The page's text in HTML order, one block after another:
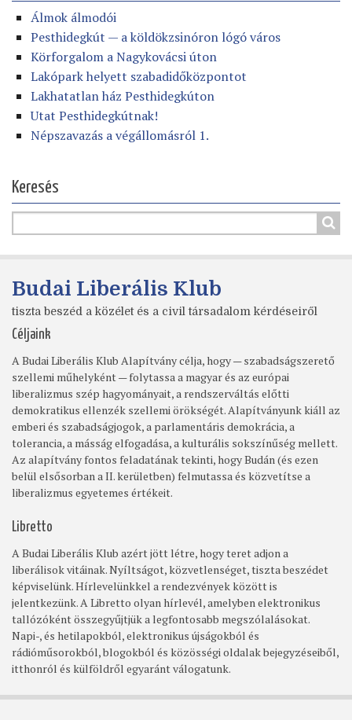
Álmok álmodói
Pesthidegkút — a köldökzsinóron lógó város
Körforgalom a Nagykovácsi úton
Lakópark helyett szabadidőközpontot
Lakhatatlan ház Pesthidegkúton
Utat Pesthidegkútnak!
Népszavazás a végállomásról 1.
Keresés
Budai Liberális Klub
tiszta beszéd a közélet és a civil társadalom kérdéseiről
Céljaink
A Budai Liberális Klub Alapítvány célja, hogy — szabadságszerető
szellemi műhelyként — folytassa a magyar és az európai
liberalizmus szép hagyományait, a rendszerváltás előtti
demokratikus ellenzék szellemi örökségét. Alapítványunk kiáll az
emberi és szabadságjogok, a parlamentáris demokrácia, a
tolerancia, a másság elfogadása, a kulturális sokszínűség mellett.
Az alapítvány fontos feladatának tekinti, hogy Budán (és ezen
belül elsősorban a II. kerületben) felmutassa és közvetítse a
liberalizmus egyetemes értékeit.
Libretto
A Budai Liberális Klub azért jött létre, hogy teret adjon a
liberálisok vitáinak. Nyíltságot, közvetlenséget, tiszta beszédet
képviselünk. Hírlevelünkkel a rendezvények között is
jelentkezünk. A Libretto olyan hírlevél, amelyben elektronikus
tallózóként összegyűjtjük a legfontosabb megszólalásokat.
Napi-, és hetilapokból, elektronikus újságokból és
rádióműsorokból, blogokból és közösségi oldalak bejegyzéseiből,
itthonról és külföldről egyaránt válogatunk.